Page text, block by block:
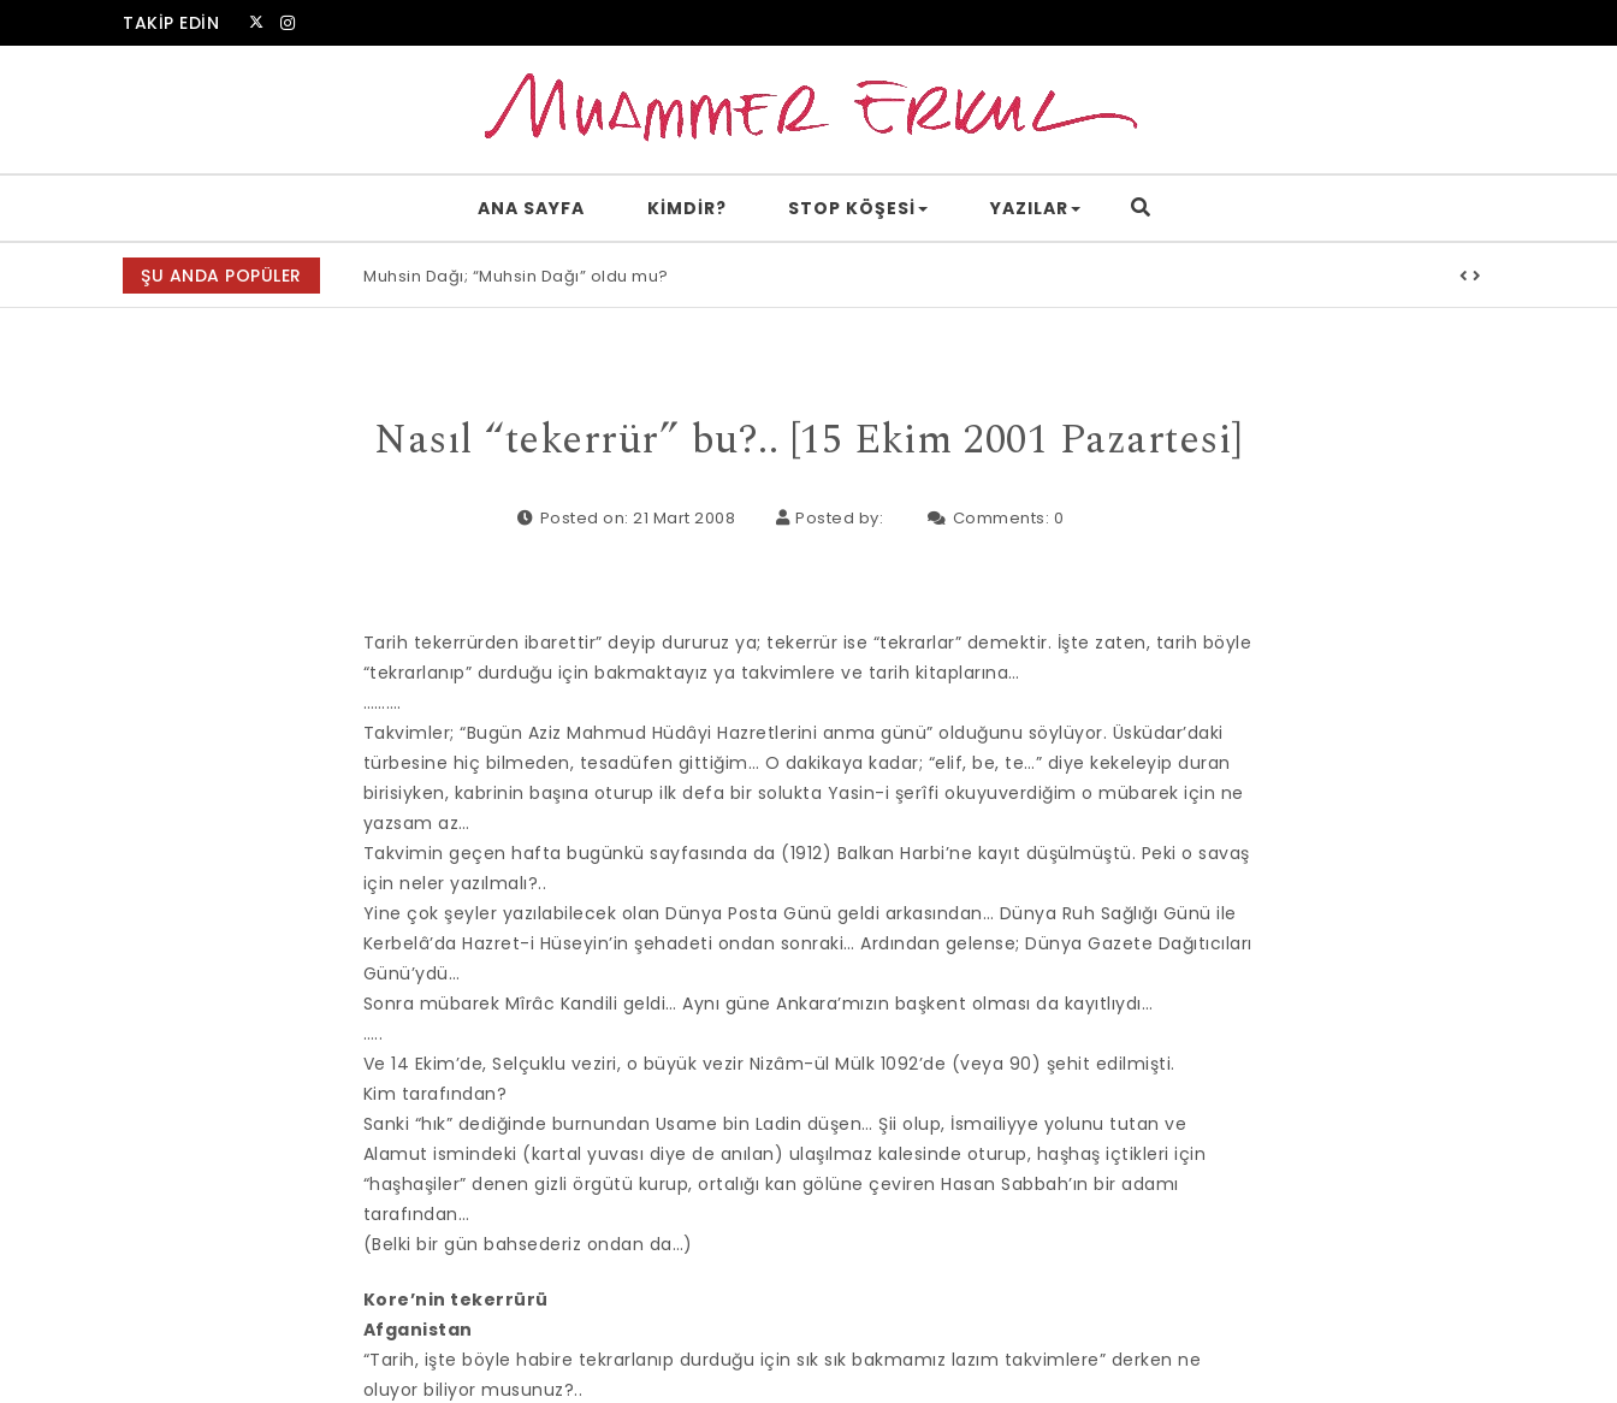
Skip to contentTAKİP EDİN
ANA SAYFA KİMDİR? STOP KÖŞESI YAZILAR
ŞU ANDA POPÜLER Muhsin Dağı; “Muhsin Dağı” oldu mu?
Allah bir, dese sözüne inanır mısın?
Nasıl “tekerrür” bu?.. [15 Ekim 2001 Pazartesi]
Posted on: 21 Mart 2008 Posted by: Comments: 0
Tarih tekerrürden ibarettir” deyip dururuz ya; tekerrür ise “tekrarlar” demektir. İşte zaten, tarih böyle
“tekrarlanıp” durduğu için bakmaktayız ya takvimlere ve tarih kitaplarına…
……….
Takvimler; “Bugün Aziz Mahmud Hüdâyi Hazretlerini anma günü” olduğunu söylüyor. Üsküdar’daki
türbesine hiç bilmeden, tesadüfen gittiğim… O dakikaya kadar; “elif, be, te…” diye kekeleyip duran
birisiyken, kabrinin başına oturup ilk defa bir solukta Yasin-i şerîfi okuyuverdiğim o mübarek için ne
yazsam az…
Takvimin geçen hafta bugünkü sayfasında da (1912) Balkan Harbi’ne kayıt düşülmüştü. Peki o savaş
için neler yazılmalı?..
Yine çok şeyler yazılabilecek olan Dünya Posta Günü geldi arkasından… Dünya Ruh Sağlığı Günü ile
Kerbelâ’da Hazret-i Hüseyin’in şehadeti ondan sonraki… Ardından gelense; Dünya Gazete Dağıtıcıları
Günü’ydü…
Sonra mübarek Mîrâc Kandili geldi… Aynı güne Ankara’mızın başkent olması da kayıtlıydı…
…..
Ve 14 Ekim’de, Selçuklu veziri, o büyük vezir Nizâm-ül Mülk 1092’de (veya 90) şehit edilmişti.
Kim tarafından?
Sanki “hık” dediğinde burnundan Usame bin Ladin düşen… Şii olup, İsmailiyye yolunu tutan ve
Alamut ismindeki (kartal yuvası diye de anılan) ulaşılmaz kalesinde oturup, haşhaş içtikleri için
“haşhaşiler” denen gizli örgütü kurup, ortalığı kan gölüne çeviren Hasan Sabbah’ın bir adamı
tarafından…
(Belki bir gün bahsederiz ondan da…)
Kore’nin tekerrürü
Afganistan
“Tarih, işte böyle habire tekrarlanıp durduğu için sık sık bakmamız lazım takvimlere” derken ne
oluyor biliyor musunuz?..